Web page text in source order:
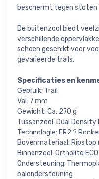
beschermt tegen stoten
De buitenzool biedt
verschillende
schoen geschikt voor
gevarieerde trails.
Specificaties en
Gebruik: Trail
Val: 7 mm
Gewicht: Ca. 270 g
Tussenzool: Dual Density
Technologie: ER2 ?
Bovenmateriaal: Ripstop
Binnenzool: Ortholite
Ondersteuning:
balondersteuning